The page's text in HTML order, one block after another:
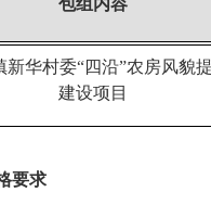
包组内容
新华村委“四沿”农房风貌
建设项目
要求